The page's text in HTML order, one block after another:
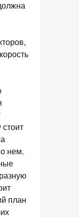
нем.
план